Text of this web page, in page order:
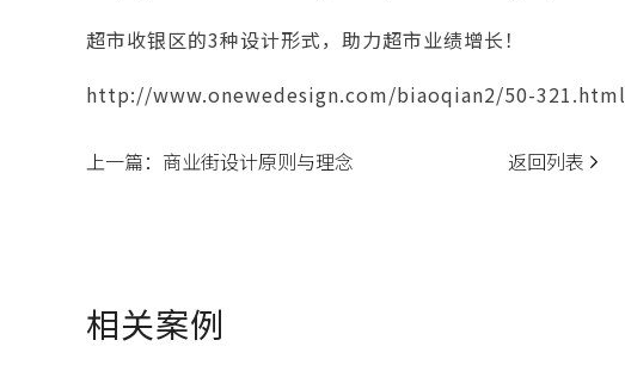
超市收银区的3种设计形式，助力超市业绩增长！
http://www.onewedesign.com/biaoqian2/50-321.html
上一篇： 商业街设计原则与理念 返回列表
相关案例